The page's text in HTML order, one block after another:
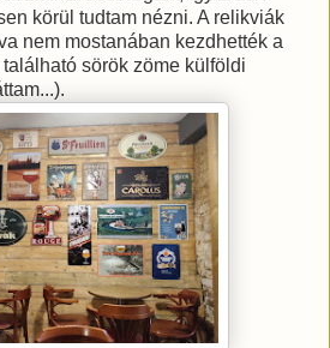
körül tudtam nézni. A relikviák
nem mostanában kezdhették a
sörök zöme külföldi